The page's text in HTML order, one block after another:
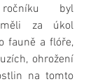
byl
měli za úkol
fauně a flóře,
ohrožení
na tomto